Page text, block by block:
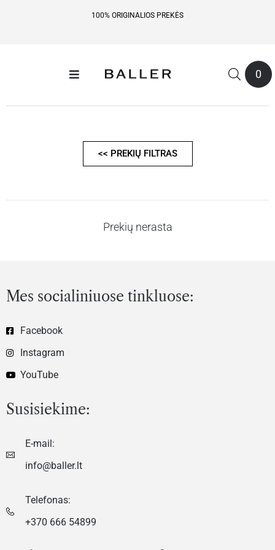
100% ORIGINALIOS PREKĖS
0
<< PREKIŲ FILTRAS
Prekių nerasta
Mes socialiniuose tinkluose:
Facebook
Instagram
YouTube
Susisiekime:
E-mail:
info@baller.lt
Telefonas:
+370 666 54899